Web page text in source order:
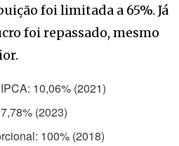
foi limitada a 65%. Já
foi repassado, mesmo
10,06% (2021)
(2023)
100% (2018)